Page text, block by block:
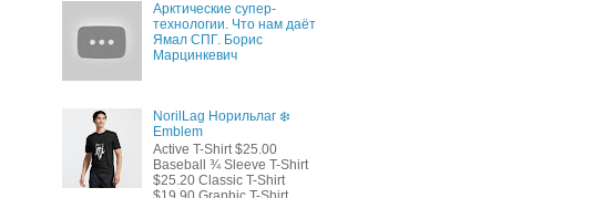
Арктические супер-
технологии. Что нам даёт
Ямал СПГ. Борис
Марцинкевич
NorilLag Норильлаг ❄️
Emblem
Active T-Shirt $25.00
Baseball ¾ Sleeve T-Shirt
$25.20 Classic T-Shirt